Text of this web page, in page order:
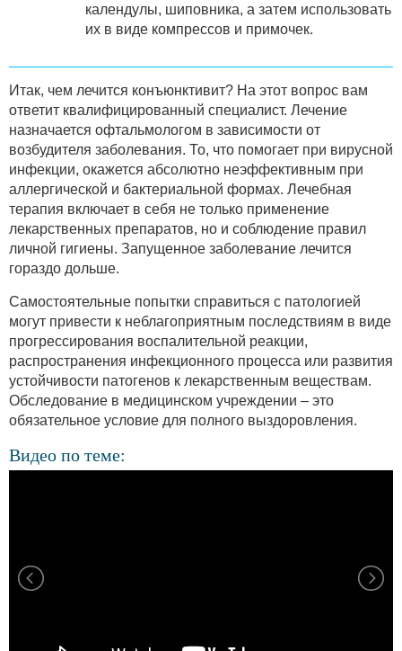
календулы, шиповника, а затем использовать
их в виде компрессов и примочек.
Итак, чем лечится конъюнктивит? На этот вопрос вам
ответит квалифицированный специалист. Лечение
назначается офтальмологом в зависимости от
возбудителя заболевания. То, что помогает при вирусной
инфекции, окажется абсолютно неэффективным при
аллергической и бактериальной формах. Лечебная
терапия включает в себя не только применение
лекарственных препаратов, но и соблюдение правил
личной гигиены. Запущенное заболевание лечится
гораздо дольше.
Самостоятельные попытки справиться с патологией
могут привести к неблагоприятным последствиям в виде
прогрессирования воспалительной реакции,
распространения инфекционного процесса или развития
устойчивости патогенов к лекарственным веществам.
Обследование в медицинском учреждении – это
обязательное условие для полного выздоровления.
Видео по теме: